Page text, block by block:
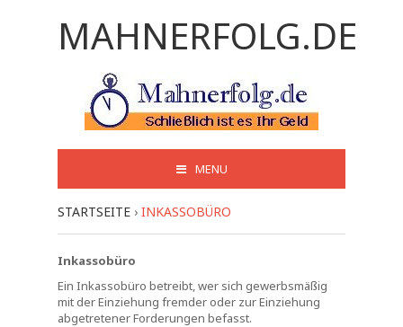
MAHNERFOLG.DE
MENU
STARTSEITE › INKASSOBÜRO
Inkassobüro
Ein Inkassobüro betreibt, wer sich gewerbsmäßig
mit der Einziehung fremder oder zur Einziehung
abgetretener Forderungen befasst.